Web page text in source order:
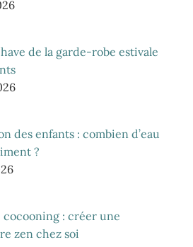
de la garde-robe estivale
des enfants : combien d’eau
?
cocooning : créer une
zen chez soi